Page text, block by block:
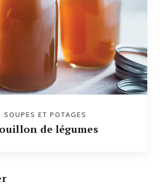
SOUPES ET POTAGES
de légumes